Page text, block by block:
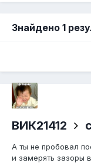
Знайдено 1
ВИК21412
А ты не пробовал
и замерять зазоры